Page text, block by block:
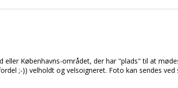
eller Københavns-området, der har "plads" til at
;-)) velholdt og velsoigneret. Foto kan sendes ved